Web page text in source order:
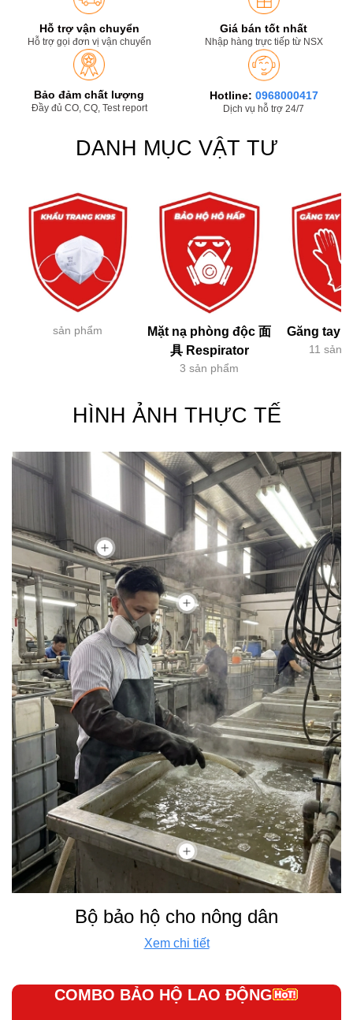
Hỗ trợ vận chuyển
Hỗ trợ gọi đơn vị vận chuyển
Giá bán tốt nhất
Nhập hàng trực tiếp từ NSX
Bảo đảm chất lượng
Đầy đủ CO, CQ, Test report
Hotline: 0968000417
Dịch vụ hỗ trợ 24/7
DANH MỤC VẬT TƯ
sản phẩm
Mặt nạ phòng độc 面
具 Respirator
3 sản phẩm
Găng tay
11 sản
HÌNH ẢNH THỰC TẾ
Bộ bảo hộ cho nông dân
Xem chi tiết
COMBO BẢO HỘ LAO ĐỘNG